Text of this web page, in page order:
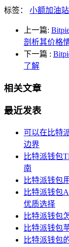
标签： 小额加油
上一篇:
剖析其价格
下一篇 :
了解
相关文章
最近发表
可以在比特
边界
比特派钱包
南
比特派钱包
比特派钱包
优质选择
比特派钱包
比特派钱包
比特派钱包